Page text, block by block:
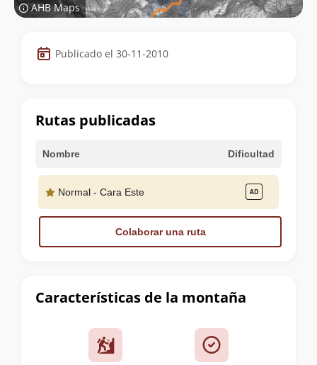
AHB Maps
Datos
de
cumbre
Publicado el 30-11-2010
Características de la montaña
Rutas publicadas
Nombre Dificultad
Normal - Cara Este
Colaborar una ruta